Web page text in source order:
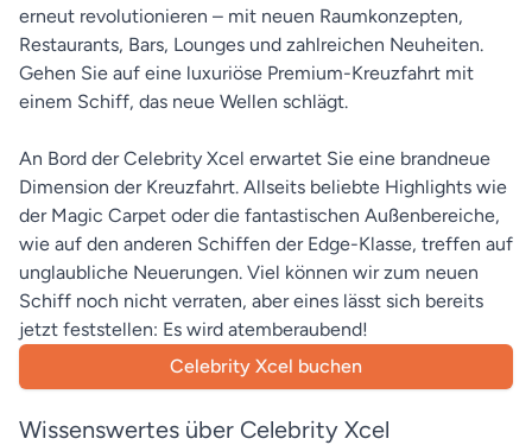
erneut revolutionieren – mit neuen Raumkonzepten,
Restaurants, Bars, Lounges und zahlreichen Neuheiten.
Gehen Sie auf eine luxuriöse Premium-Kreuzfahrt mit
einem Schiff, das neue Wellen schlägt.
An Bord der Celebrity Xcel erwartet Sie eine brandneue
Dimension der Kreuzfahrt. Allseits beliebte Highlights wie
der Magic Carpet oder die fantastischen Außenbereiche,
wie auf den anderen Schiffen der Edge-Klasse, treffen auf
unglaubliche Neuerungen. Viel können wir zum neuen
Schiff noch nicht verraten, aber eines lässt sich bereits
jetzt feststellen: Es wird atemberaubend!
Celebrity Xcel buchen
Wissenswertes über Celebrity Xcel